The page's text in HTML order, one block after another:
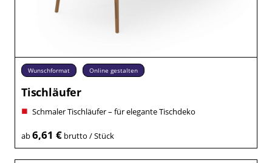
Wunschformat Online gestalten
Tischläufer
Schmaler Tischläufer – für elegante Tischdeko
ab6,61 €brutto / Stück